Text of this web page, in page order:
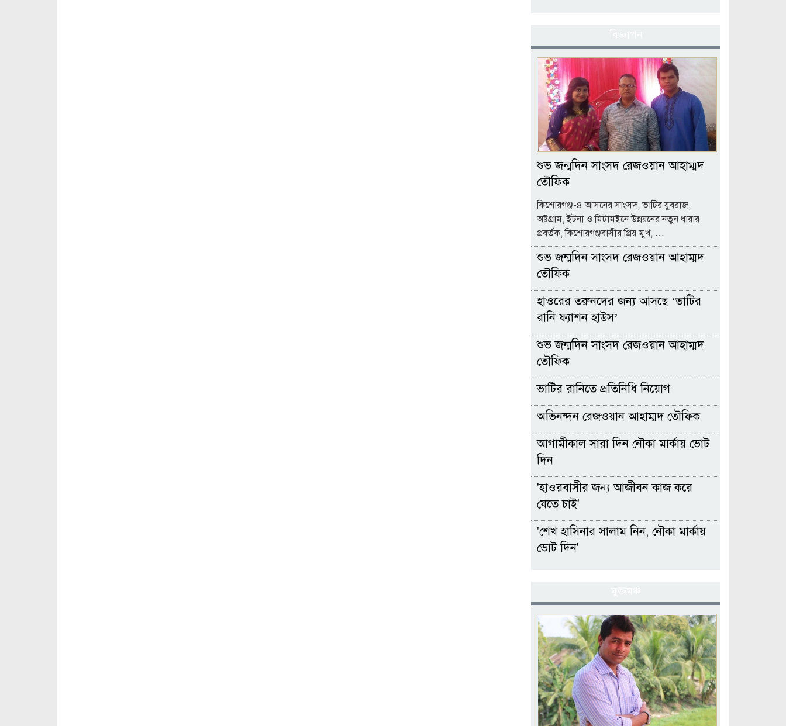
শুভ জন্মদিন সাংসদ রেজওয়ান আহাম্মদ
তৌফিক
কিশোরগঞ্জ-৪ আসনের সাংসদ, ভাটির যুবরাজ,
অষ্টগ্রাম, ইটনা ও মিটামইনে উন্নয়নের নতুন ধারার
প্রবর্তক, কিশোরগঞ্জবাসীর প্রিয় মুখ, …
শুভ জন্মদিন সাংসদ রেজওয়ান আহাম্মদ
তৌফিক
হাওরের তরুনদের জন্য আসছে ‘ভাটির
রানি ফ্যাশন হাউস’
শুভ জন্মদিন সাংসদ রেজওয়ান আহাম্মদ
তৌফিক
ভাটির রানিতে প্রতিনিধি নিয়োগ
অভিনন্দন রেজওয়ান আহাম্মদ তৌফিক
আগামীকাল সারা দিন নৌকা মার্কায় ভোট
দিন
'হাওরবাসীর জন্য আজীবন কাজ করে
যেতে চাই'
'শেখ হাসিনার সালাম নিন, নৌকা মার্কায়
ভোট দিন'